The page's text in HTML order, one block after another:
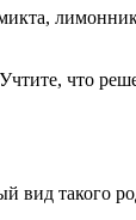
что
вид такого